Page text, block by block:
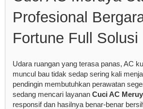
Profesional
Fortune Full Solusi
Udara ruangan yang terasa panas, AC
muncul bau tidak sedap sering kali
pendingin membutuhkan perawatan
sedang mencari layanan Cuci AC
responsif dan hasilnya benar-benar